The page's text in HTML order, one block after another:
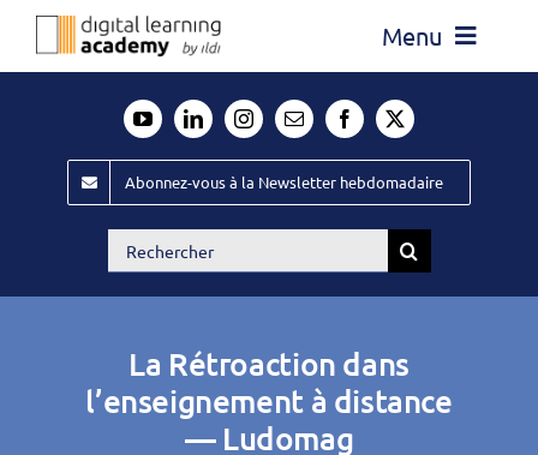
Passer
Menu
Évènements ILDI
Offres d’emploi
Abonnez-vous à la Newsletter hebdomadaire
Rechercher:
La Rétroaction dans
l’enseignement à distance
— Ludomag